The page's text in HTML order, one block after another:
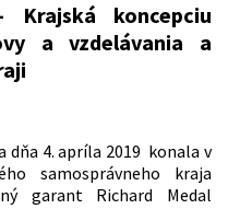
koncepciu
a vzdelávania a
dňa 4. apríla 2019 konala v
samosprávneho kraja
garant Richard Medal